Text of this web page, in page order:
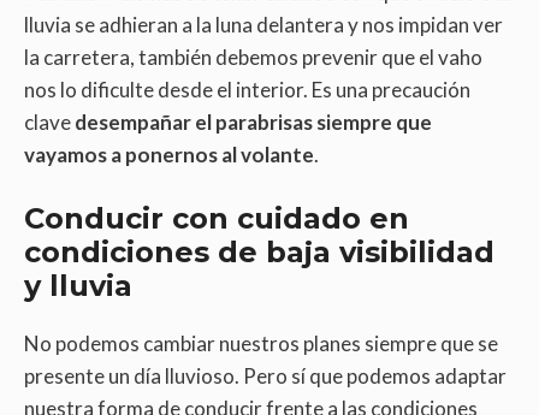
lluvia se adhieran a la luna delantera y nos impidan ver
la carretera, también debemos prevenir que el vaho
nos lo dificulte desde el interior. Es una precaución
clavedesempañar el parabrisas siempre que
vayamos a ponernos al volante.
Conducir con cuidado en
condiciones de baja visibilidad
y lluvia
No podemos cambiar nuestros planes siempre que se
presente un día lluvioso. Pero sí que podemos adaptar
nuestra forma de conducir frente a las condiciones